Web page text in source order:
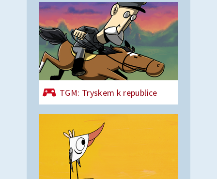
TGM: Tryskem k republice